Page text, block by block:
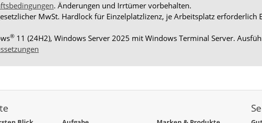
. Änderungen und Irrtümer vorbehalten.
MwSt. Hardlock für Einzelplatzlizenz, je Arbeitsplatz erforderlich
® 11 (24H2), Windows Server 2025 mit Windows Terminal Server.